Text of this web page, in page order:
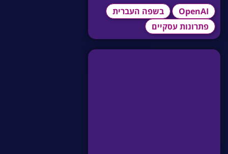
OpenAI
בשפה העברית
פתרונות עסקיים